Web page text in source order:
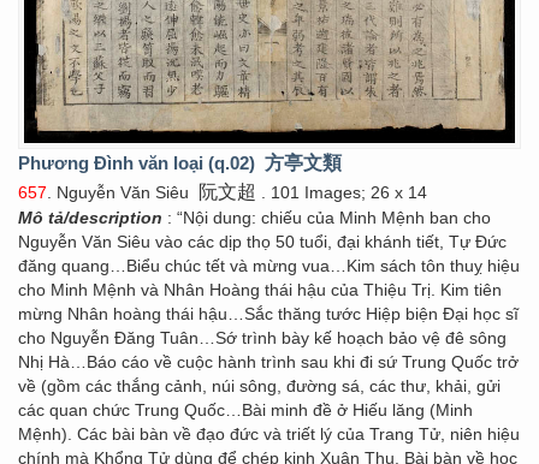
Phương Đình văn loại (q.02) 方亭文類
657. Nguyễn Văn Siêu 阮文超 . 101 Images; 26 x 14
Mô tả/description : “Nội dung: chiếu của Minh Mệnh ban cho
Nguyễn Văn Siêu vào các dịp thọ 50 tuổi, đại khánh tiết, Tự Đức
đăng quang…Biểu chúc tết và mừng vua…Kim sách tôn thuỵ hiệu
cho Minh Mệnh và Nhân Hoàng thái hậu của Thiệu Trị. Kim tiên
mừng Nhân hoàng thái hậu…Sắc thăng tước Hiệp biện Đại học sĩ
cho Nguyễn Đăng Tuân…Sớ trình bày kế hoạch bảo vệ đê sông
Nhị Hà…Báo cáo về cuộc hành trình sau khi đi sứ Trung Quốc trở
về (gồm các thắng cảnh, núi sông, đường sá, các thư, khải, gửi
các quan chức Trung Quốc…Bài minh đề ở Hiếu lăng (Minh
Mệnh). Các bài bàn về đạo đức và triết lý của Trang Tử, niên hiệu
chính mà Khổng Tử dùng để chép kinh Xuân Thu. Bài bàn về học